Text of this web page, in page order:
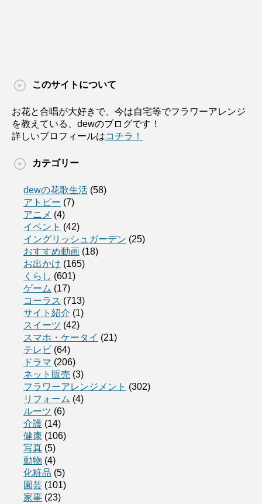
このサイトについて
お花と合唱が大好きで、今は自宅等でフラワーアレンジ
を教えている、dewのブログです！
詳しいプロフィールはコチラ！
カテゴリー
dewの花歌生活 (58)
アトピー (7)
アニメ (4)
イベント (42)
イングリッシュガーデン (25)
おすすめ動画 (18)
お出かけ (165)
くらし (601)
ゲーム (17)
コーラス (713)
サイト紹介 (1)
スイーツ (42)
スマホ・ケータイ (21)
テレビ (64)
ドラマ (206)
ネット販売 (3)
フラワーアレンジメント (302)
リフォーム (4)
ルーツ (6)
介護 (14)
健康 (106)
写真 (5)
動物 (4)
化粧品 (5)
園芸 (101)
家事 (23)